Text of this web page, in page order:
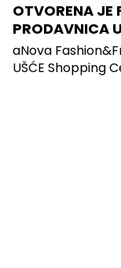
OTVORENA JE
PRODAVNICA
aNova
UŠĆE Shopping